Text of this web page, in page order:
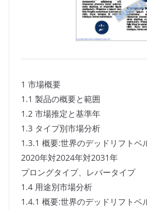
1 市場概要
1.1 製品の概要と範囲
1.2 市場推定と基準年
1.3 タイプ別市場分析
1.3.1 概要:世界のデッドリフトベ
2020年対2024年対2031年
プロングタイプ、レバータイプ
1.4 用途別市場分析
1.4.1 概要:世界のデッドリフトベ